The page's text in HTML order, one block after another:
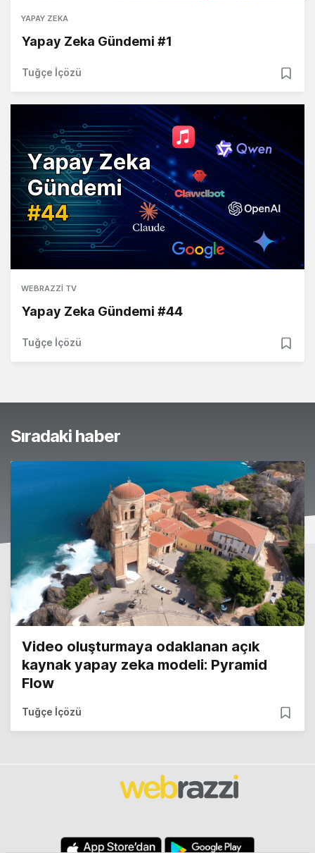
YAPAY ZEKA
Yapay Zeka Gündemi #1
Tuğçe İçözü
WEBRAZZI TV
Yapay Zeka Gündemi #44
Tuğçe İçözü
Sıradaki haber
Video oluşturmaya odaklanan açık
kaynak yapay zeka modeli: Pyramid
Flow
Tuğçe İçözü